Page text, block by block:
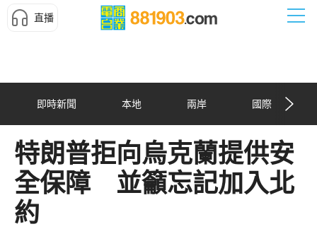
直播
即時新聞 本地 兩岸 國際
特朗普拒向烏克蘭提供安
全保障 並籲忘記加入北
約